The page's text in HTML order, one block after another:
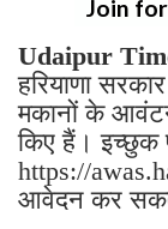
Join
Udaipur
हरियाणा
मकानों के
किए हैं। इच्छुक
https://
आवेदन कर